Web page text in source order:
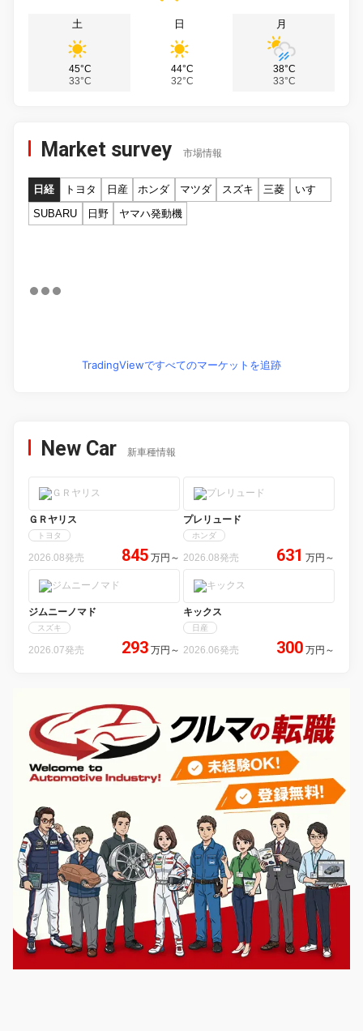
土
45°C
33°C
日
44°C
32°C
月
38°C
33°C
Market survey 市場情報
日経 トヨタ 日産 ホンダ マツダ スズキ 三菱
いすゞ
SUBARU
日野 ヤマハ発動機
TradingViewですべてのマーケットを追跡
New Car 新車種情報
ＧＲヤリス
トヨタ
2026.08発売 845 万円 ～
プレリュード
ホンダ
2026.08発売 631 万円 ～
ジムニーノマド
スズキ
2026.07発売 293 万円 ～
キックス
日産
2026.06発売 300 万円 ～